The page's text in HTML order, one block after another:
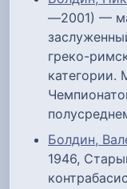
—2001) —
греко-
категории.
Болдин,
1946,